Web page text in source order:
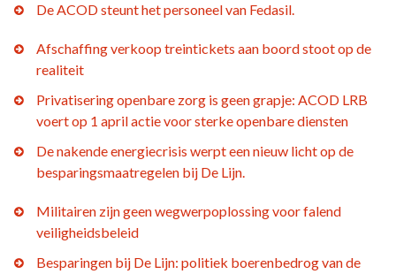
De ACOD steunt het personeel van Fedasil.
Afschaffing verkoop treintickets aan boord stoot op de
realiteit
Privatisering openbare zorg is geen grapje: ACOD LRB
voert op 1 april actie voor sterke openbare diensten
De nakende energiecrisis werpt een nieuw licht op de
besparingsmaatregelen bij De Lijn.
Militairen zijn geen wegwerpoplossing voor falend
veiligheidsbeleid
Besparingen bij De Lijn: politiek boerenbedrog van de